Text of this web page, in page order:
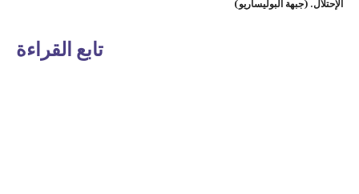
الإحتلال. (جبهة البوليساريو)
تابع القراءة